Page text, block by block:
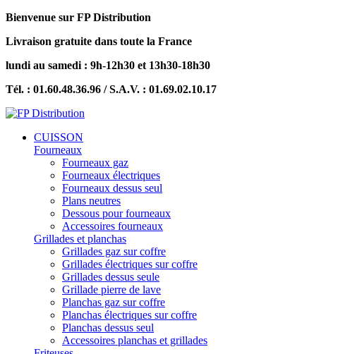
Bienvenue sur FP Distribution
Livraison gratuite dans toute la France
lundi au samedi : 9h-12h30 et 13h30-18h30
Tél. : 01.60.48.36.96 / S.A.V. : 01.69.02.10.17
CUISSON
Fourneaux
Fourneaux gaz
Fourneaux électriques
Fourneaux dessus seul
Plans neutres
Dessous pour fourneaux
Accessoires fourneaux
Grillades et planchas
Grillades gaz sur coffre
Grillades électriques sur coffre
Grillades dessus seule
Grillade pierre de lave
Planchas gaz sur coffre
Planchas électriques sur coffre
Planchas dessus seul
Accessoires planchas et grillades